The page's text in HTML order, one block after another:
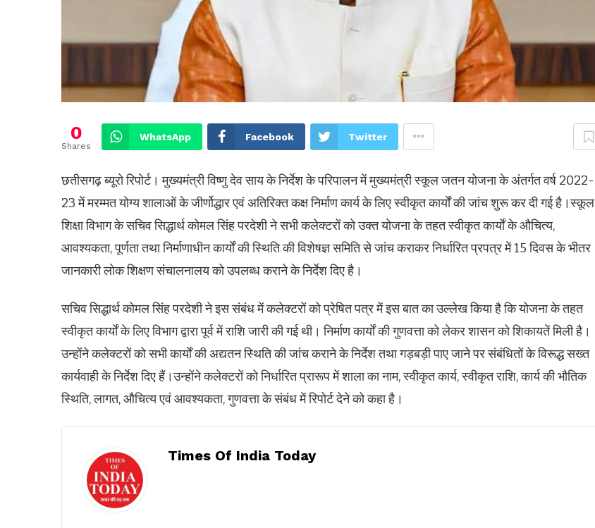
0
Shares
WhatsApp Facebook Twitter
छतीसगढ़ ब्यूरो रिपोर्ट। मुख्यमंत्री विष्णु देव साय के निर्देश के परिपालन में मुख्यमंत्री स्कूल जतन योजना के अंतर्गत वर्ष 2022-
23 में मरम्मत योग्य शालाओं के जीर्णोद्धार एवं अतिरिक्त कक्ष निर्माण कार्य के लिए स्वीकृत कार्याें की जांच शुरू कर दी गई है।स्कूल
शिक्षा विभाग के सचिव सिद्धार्थ कोमल सिंह परदेशी ने सभी कलेक्टरों को उक्त योजना के तहत स्वीकृत कार्याें के औचित्य,
आवश्यकता, पूर्णता तथा निर्माणाधीन कार्याें की स्थिति की विशेषज्ञ समिति से जांच कराकर निर्धारित प्रपत्र में 15 दिवस के भीतर
जानकारी लोक शिक्षण संचालनालय को उपलब्ध कराने के निर्देश दिए है।
सचिव सिद्धार्थ कोमल सिंह परदेशी ने इस संबंध में कलेक्टरों को प्रेषित पत्र में इस बात का उल्लेख किया है कि योजना के तहत
स्वीकृत कार्याें के लिए विभाग द्वारा पूर्व में राशि जारी की गई थी। निर्माण कार्याें की गुणवत्ता को लेकर शासन को शिकायतें मिली है।
उन्होंने कलेक्टरों को सभी कार्याें की अद्यतन स्थिति की जांच कराने के निर्देश तथा गड़बड़ी पाए जाने पर संबंधितों के विरूद्ध सख्त
कार्यवाही के निर्देश दिए हैं।उन्होंने कलेक्टरों को निर्धारित प्रारूप में शाला का नाम, स्वीकृत कार्य, स्वीकृत राशि, कार्य की भौतिक
स्थिति, लागत, औचित्य एवं आवश्यकता, गुणवत्ता के संबंध में रिपोर्ट देने को कहा है।
Times Of India Today